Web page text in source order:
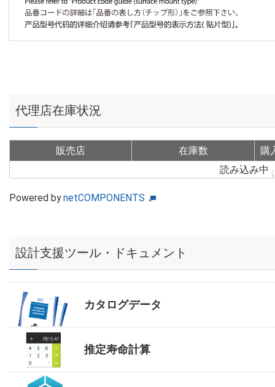
代理店在庫状況
販売店 在庫数
購
読み込み中
Powered bynetCOMPONENTS
設計支援ツール・ドキュメント
カタログデータ
推定寿命計算